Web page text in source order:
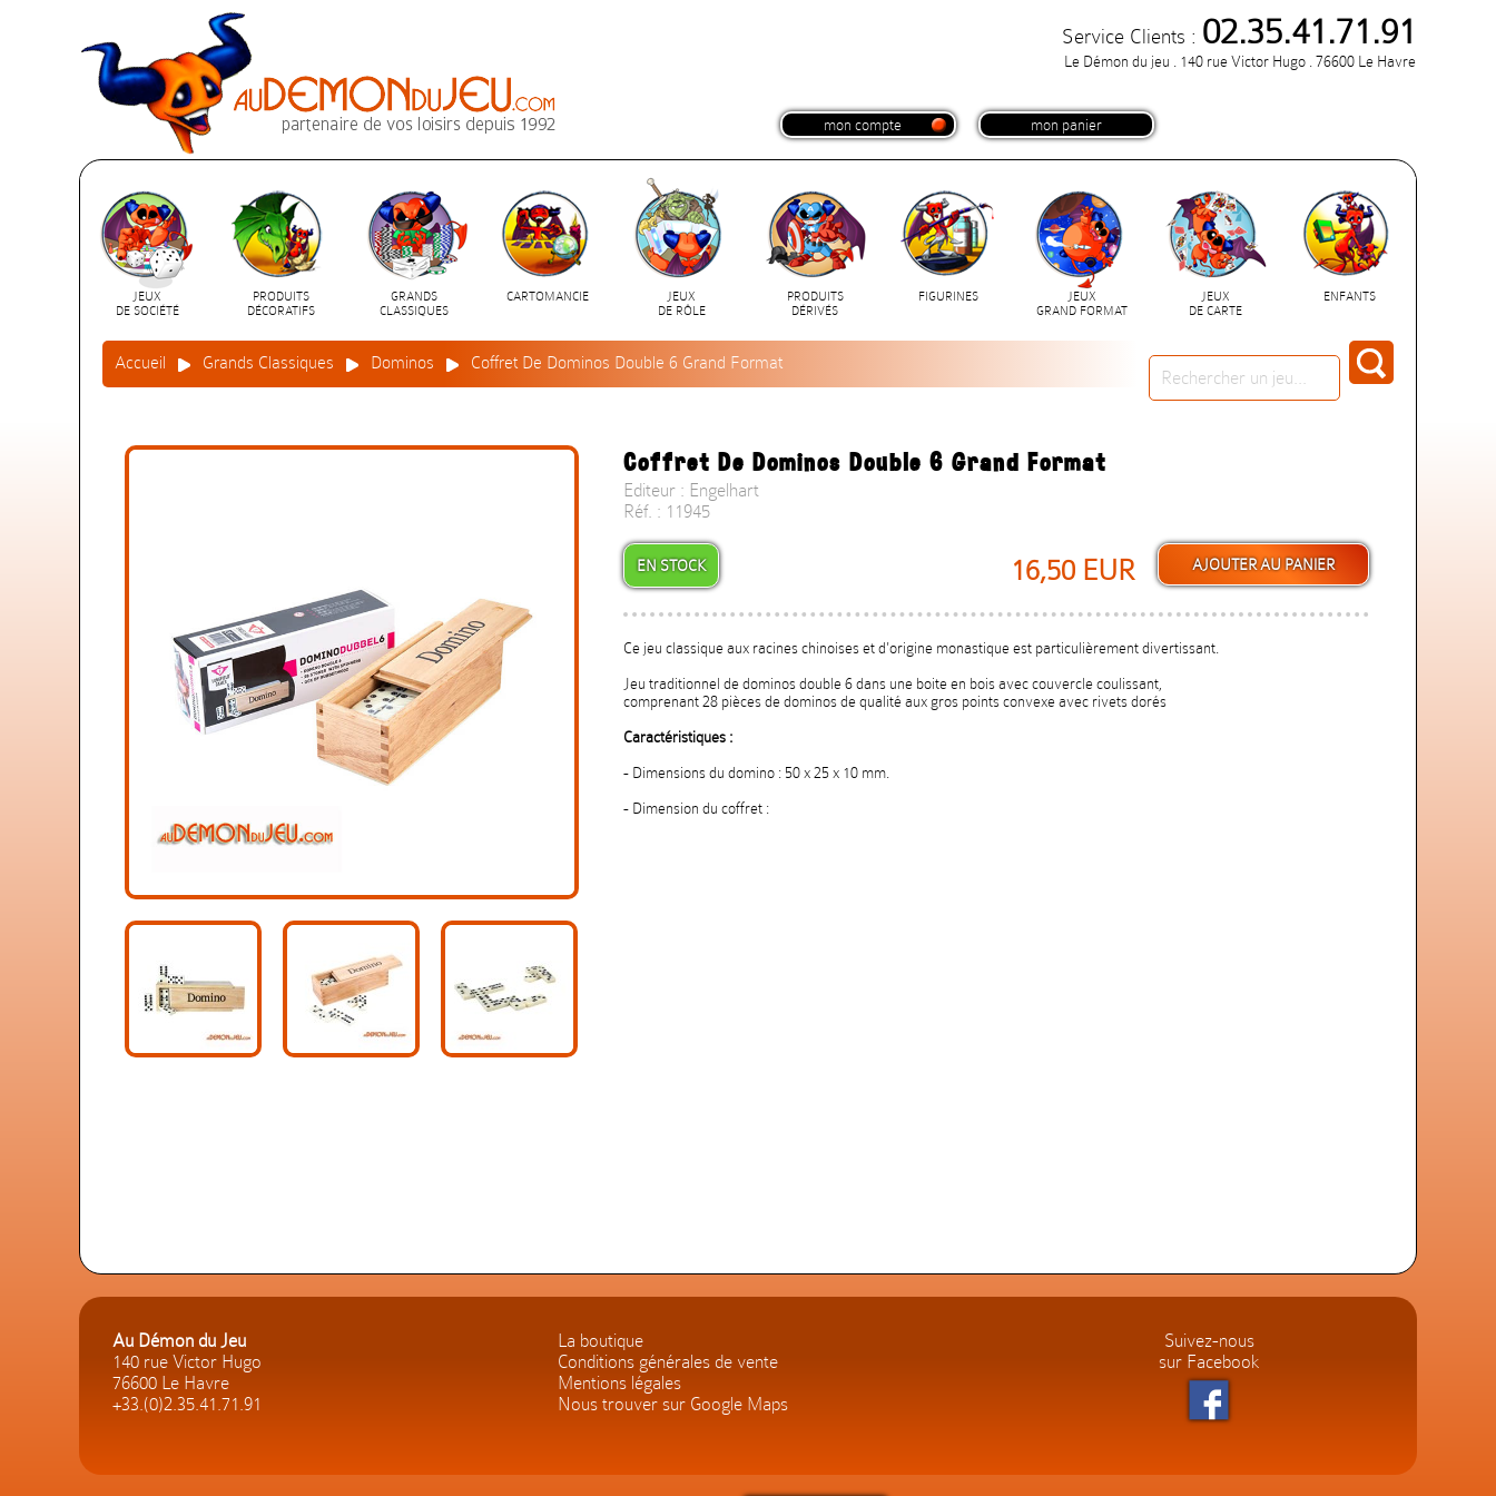
Service Clients : 02.35.41.71.91
Le Démon du jeu . 140 rue Victor Hugo . 76600 Le Havre
mon compte mon panier
JEUX
DE SOCIÉTÉ
PRODUITS
DÉCORATIFS
GRANDS
CLASSIQUES
CARTOMANCIE
JEUX
DE RÔLE
PRODUITS
DÉRIVÉS
FIGURINES
JEUX
GRAND FORMAT
JEUX
DE CARTE
ENFANTS
Accueil Grands Classiques Dominos Coffret De Dominos Double 6 Grand Format
Coffret De Dominos Double 6 Grand Format
Editeur : Engelhart
Réf. : 11945
EN STOCK 16,50 EUR
Ce jeu classique aux racines chinoises et d'origine monastique est particulièrement divertissant.
Jeu traditionnel de dominos double 6 dans une boite en bois avec couvercle coulissant,
comprenant 28 pièces de dominos de qualité aux gros points convexe avec rivets dorés
Caractéristiques :
- Dimensions du domino : 50 x 25 x 10 mm.
- Dimension du coffret :
Au Démon du Jeu
140 rue Victor Hugo
76600 Le Havre
+33.(0)2.35.41.71.91
La boutique
Conditions générales de vente
Mentions légales
Nous trouver sur Google Maps
Suivez-nous
sur Facebook